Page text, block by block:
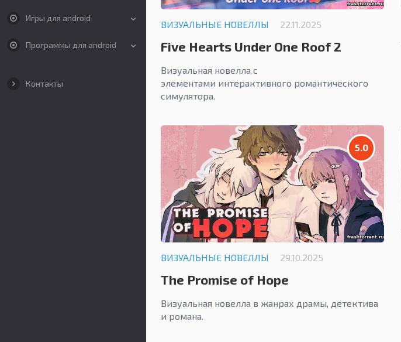
Игры для android
Программы для android
Контакты
ВИЗУАЛЬНЫЕ НОВЕЛЛЫ 22.11.2025
Five Hearts Under One Roof 2
Визуальная новелла с
элементами интерактивного романтического
симулятора.
5.0
ВИЗУАЛЬНЫЕ НОВЕЛЛЫ 29.10.2025
The Promise of Hope
Визуальная новелла в жанрах драмы, детектива
и романа.